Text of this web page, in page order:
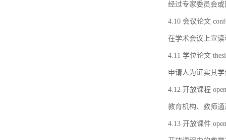
经过专家委员会
4.10 会议论文
在学术会议上宣
4.11 学位论文
申请人为证实其
4.12 开放课程
教育机构、教师
4.13 开放课件